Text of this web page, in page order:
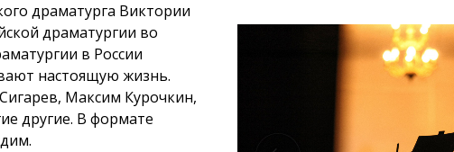
драматурга Виктории
драматургии во
в России
настоящую жизнь.
Максим Курочкин,
другие. В формате